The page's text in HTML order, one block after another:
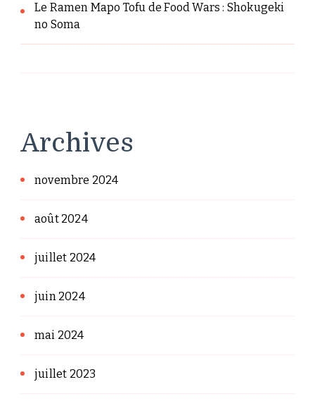
Le Ramen Mapo Tofu de Food Wars : Shokugeki
no Soma
Archives
novembre 2024
août 2024
juillet 2024
juin 2024
mai 2024
juillet 2023